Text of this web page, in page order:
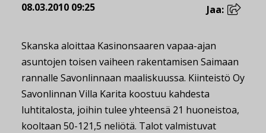
08.03.2010 09:25 Jaa:
Skanska aloittaa Kasinonsaaren vapaa-ajan
asuntojen toisen vaiheen rakentamisen Saimaan
rannalle Savonlinnaan maaliskuussa. Kiinteistö Oy
Savonlinnan Villa Karita koostuu kahdesta
luhtitalosta, joihin tulee yhteensä 21 huoneistoa,
kooltaan 50-121,5 neliötä. Talot valmistuvat